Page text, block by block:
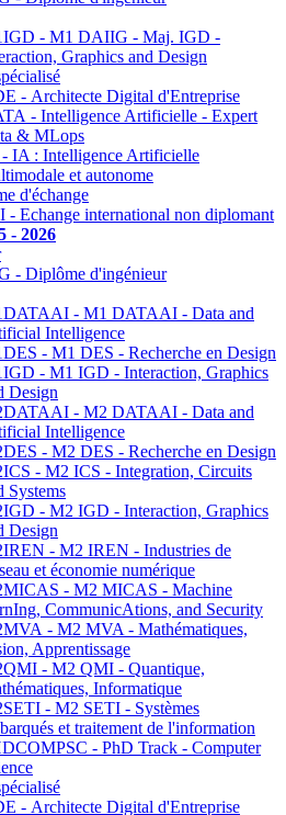
- M1 DAIIG - Maj. IGD -
Graphics and Design
- Architecte Digital d'Entreprise
- Intelligence Artificielle - Expert
& MLops
IA : Intelligence Artificielle
et autonome
d'échange
- Echange international non diplomant
- 2026
- Diplôme d'ingénieur
- M1 DATAAI - Data and
Intelligence
- M1 DES - Recherche en Design
- M1 IGD - Interaction, Graphics
Design
- M2 DATAAI - Data and
Intelligence
- M2 DES - Recherche en Design
- M2 ICS - Integration, Circuits
Systems
- M2 IGD - Interaction, Graphics
Design
- M2 IREN - Industries de
et économie numérique
- M2 MICAS - Machine
CommunicAtions, and Security
- M2 MVA - Mathématiques,
Apprentissage
- M2 QMI - Quantique,
Informatique
- M2 SETI - Systèmes
et traitement de l'information
- PhD Track - Computer
- Architecte Digital d'Entreprise